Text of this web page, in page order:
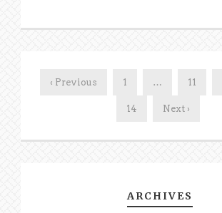
‹ Previous 1 … 11
14 Next ›
ARCHIVES